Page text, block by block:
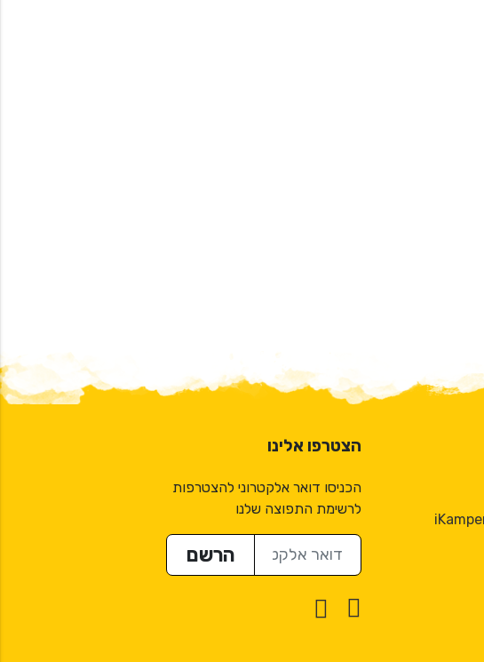
הצטרפו אלינו
הכניסו דואר אלקטרוני להצטרפות
לרשימת התפוצה שלנו
דואר אלקטרוני הרשם